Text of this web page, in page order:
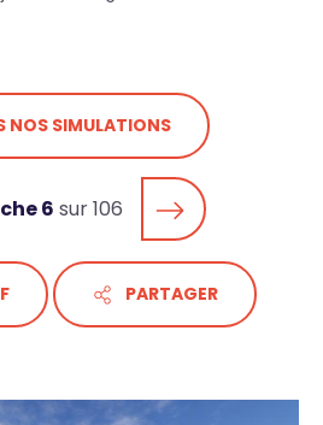
NOS SIMULATIONS
6 sur 106
PARTAGER